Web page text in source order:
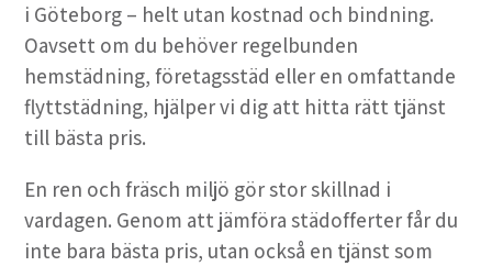
i Göteborg – helt utan kostnad och bindning.
Oavsett om du behöver regelbunden
hemstädning, företagsstäd eller en omfattande
flyttstädning, hjälper vi dig att hitta rätt tjänst
till bästa pris.
En ren och fräsch miljö gör stor skillnad i
vardagen. Genom att jämföra städofferter får du
inte bara bästa pris, utan också en tjänst som